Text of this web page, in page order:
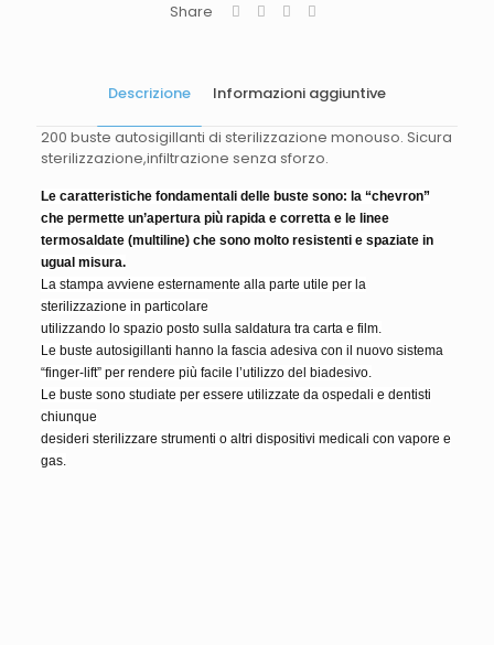
Share
Descrizione Informazioni aggiuntive
200 buste autosigillanti di sterilizzazione monouso. Sicura
sterilizzazione,infiltrazione senza sforzo.
Le caratteristiche fondamentali delle buste sono: la “chevron”
che permette un’apertura più rapida e corretta e le linee
termosaldate (multiline) che sono molto resistenti e spaziate in
ugual misura.
La stampa avviene esternamente alla parte utile per la
sterilizzazione in particolare
utilizzando lo spazio posto sulla saldatura tra carta e film.
Le buste autosigillanti hanno la fascia adesiva con il nuovo sistema
“finger-lift” per rendere più facile l’utilizzo del biadesivo.
Le buste sono studiate per essere utilizzate da ospedali e dentisti
chiunque
desideri sterilizzare strumenti o altri dispositivi medicali con vapore e
gas.